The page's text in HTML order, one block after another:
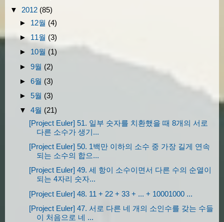
▼ 2012 (85)
► 12월 (4)
► 11월 (3)
► 10월 (1)
► 9월 (2)
► 6월 (3)
► 5월 (3)
▼ 4월 (21)
[Project Euler] 51. 일부 숫자를 치환했을 때 8개의 서로
다른 소수가 생기...
[Project Euler] 50. 1백만 이하의 소수 중 가장 길게 연속
되는 소수의 합으...
[Project Euler] 49. 세 항이 소수이면서 다른 수의 순열이
되는 4자리 숫자...
[Project Euler] 48. 11 + 22 + 33 + ... + 10001000 ...
[Project Euler] 47. 서로 다른 네 개의 소인수를 갖는 수들
이 처음으로 네 ...